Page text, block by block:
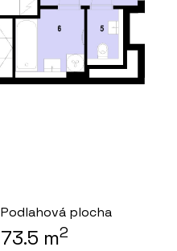
Podlahová plocha
73.5 m2